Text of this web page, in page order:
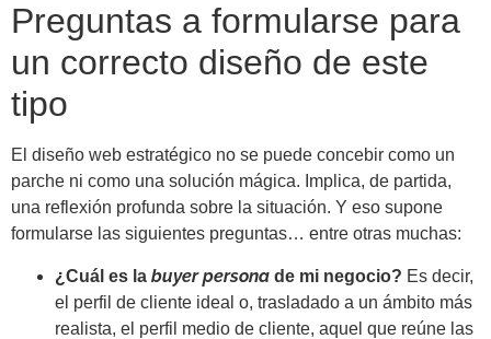
Preguntas a formularse para
un correcto diseño de este
tipo
El diseño web estratégico no se puede concebir como un
parche ni como una solución mágica. Implica, de partida,
una reflexión profunda sobre la situación. Y eso supone
formularse las siguientes preguntas… entre otras muchas:
¿Cuál es la buyer persona de mi negocio? Es decir,
el perfil de cliente ideal o, trasladado a un ámbito más
realista, el perfil medio de cliente, aquel que reúne las